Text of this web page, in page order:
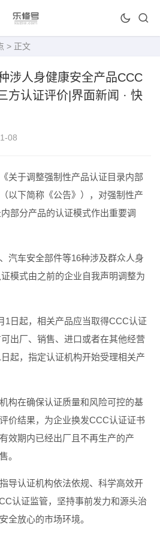
> 正文
涉人身健康安全产品CCC
方认证评价|界面新闻 · 快
08
关于调整强制性产品认证目录内部
以下简称《公告》），对强制性产
部分产品的认证模式作出重要调
汽车安全部件等16种涉及群众人身
模式由之前的企业自我声明调整为
1日起，相关产品应当取得CCC认证
出厂、销售、进口或者在其他经营
起，指定认证机构开始受理相关产
构在确保认证质量和风险可控的基
价结果，为企业换发CCC认证证书
效期内已经出厂且不再生产的产
。
导认证机构依法依规、科学高效开
认证监管，坚持事前发力和源头治
全放心的市场环境。